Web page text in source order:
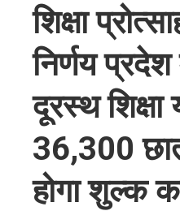
शिक्षा
निर्णय प्रदेश
दूरस्थ शिक्षा
36,300
होगा शुल्क